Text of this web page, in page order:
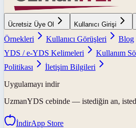
Ücretsiz Üye Ol Kullanıcı Girişi
Örnekleri
Kullanıcı Görüşleri Blog
YDS / e-YDS Kelimeleri
Kullanım
Politikası
İletişim Bilgileri
Uygulamayı indir
UzmanYDS cebinde — istediğin an,
İndirApp Store